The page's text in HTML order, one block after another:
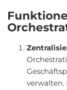
verwalten.